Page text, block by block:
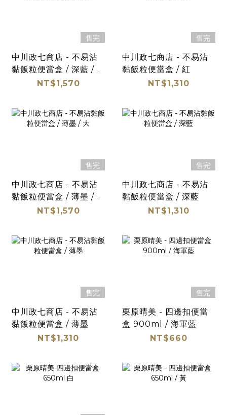
售完
中川政七商店 - 不易沾
黏飯粒便當盒 / 深藍 /
NT$1,570
售完
中川政七商店 - 不易沾
黏飯粒便當盒 / 紅
NT$1,310
售完
中川政七商店 - 不易沾
黏飯粒便當盒 / 薄墨 /
NT$1,570
售完
中川政七商店 - 不易沾
黏飯粒便當盒 / 深藍
NT$1,310
售完
中川政七商店 - 不易沾
黏飯粒便當盒 / 薄墨
NT$1,310
售完
栗原晴美 - 四邊扣便當
盒 900ml / 海軍藍
NT$660